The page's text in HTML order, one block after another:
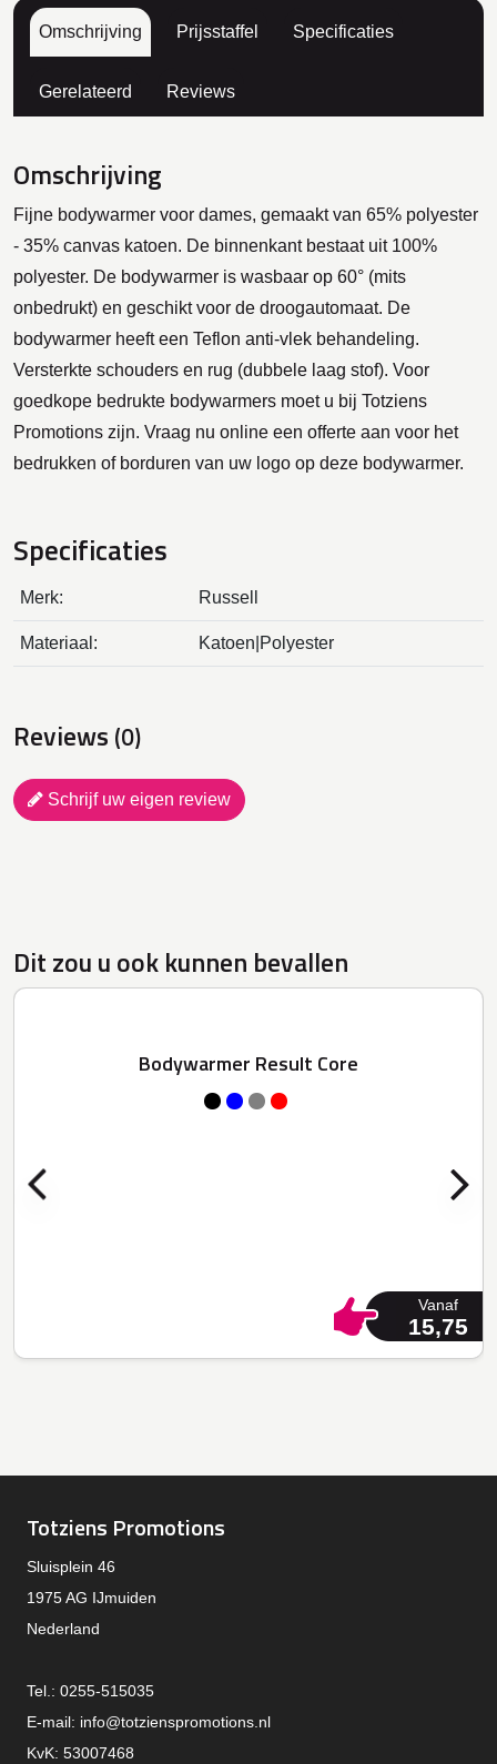
Omschrijving Prijsstaffel Specificaties
Gerelateerd Reviews
Omschrijving
Fijne bodywarmer voor dames, gemaakt van 65% polyester
- 35% canvas katoen. De binnenkant bestaat uit 100%
polyester. De bodywarmer is wasbaar op 60° (mits
onbedrukt) en geschikt voor de droogautomaat. De
bodywarmer heeft een Teflon anti-vlek behandeling.
Versterkte schouders en rug (dubbele laag stof). Voor
goedkope bedrukte bodywarmers moet u bij Totziens
Promotions zijn. Vraag nu online een offerte aan voor het
bedrukken of borduren van uw logo op deze bodywarmer.
Specificaties
Merk: Russell
Materiaal: Katoen|Polyester
Reviews (0)
Schrijf uw eigen review
Dit zou u ook kunnen bevallen
Bodywarmer Result Core
Vanaf
15,75
Totziens Promotions
Sluisplein 46
1975 AG IJmuiden
Nederland
Tel.: 0255-515035
E-mail: info@totzienspromotions.nl
KvK: 53007468